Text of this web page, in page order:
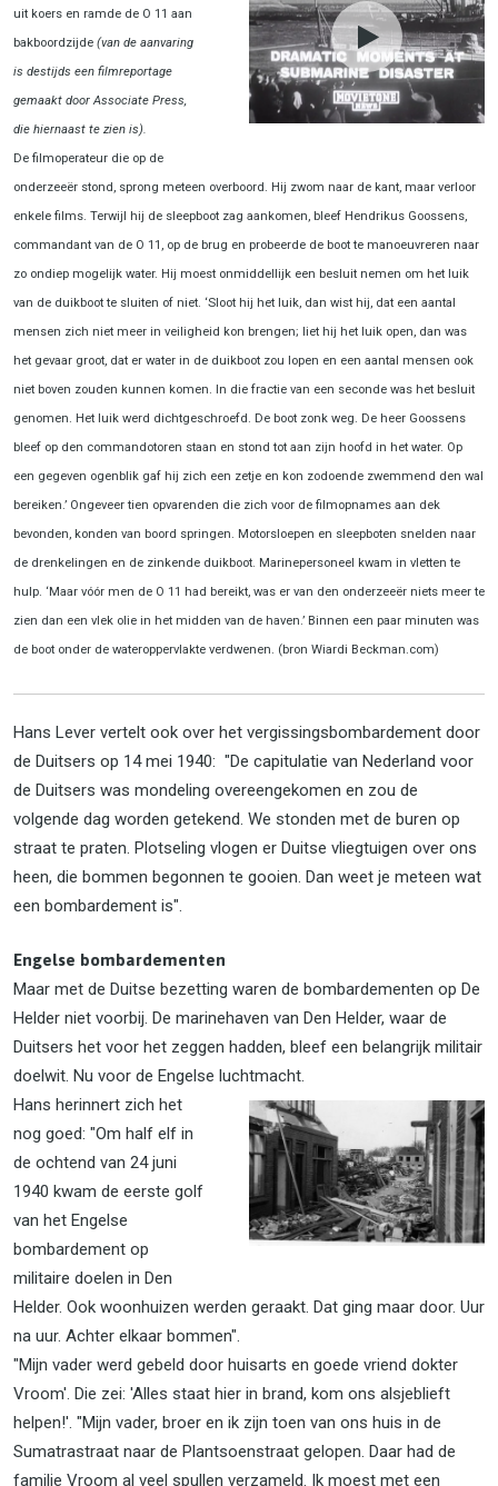
uit koers en ramde de O 11 aan
bakboordzijde (van de aanvaring
is destijds een filmreportage
gemaakt door Associate Press,
die hiernaast te zien is).
De filmoperateur die op de
onderzeeër stond, sprong meteen overboord. Hij zwom naar de kant, maar verloor
enkele films. Terwijl hij de sleepboot zag aankomen, bleef Hendrikus Goossens,
commandant van de O 11, op de brug en probeerde de boot te manoeuvreren naar
zo ondiep mogelijk water. Hij moest onmiddellijk een besluit nemen om het luik
van de duikboot te sluiten of niet. ‘Sloot hij het luik, dan wist hij, dat een aantal
mensen zich niet meer in veiligheid kon brengen; liet hij het luik open, dan was
het gevaar groot, dat er water in de duikboot zou lopen en een aantal mensen ook
niet boven zouden kunnen komen. In die fractie van een seconde was het besluit
genomen. Het luik werd dichtgeschroefd. De boot zonk weg. De heer Goossens
bleef op den commandotoren staan en stond tot aan zijn hoofd in het water. Op
een gegeven ogenblik gaf hij zich een zetje en kon zodoende zwemmend den wal
bereiken.’ Ongeveer tien opvarenden die zich voor de filmopnames aan dek
bevonden, konden van boord springen. Motorsloepen en sleepboten snelden naar
de drenkelingen en de zinkende duikboot. Marinepersoneel kwam in vletten te
hulp. ‘Maar vóór men de O 11 had bereikt, was er van den onderzeeër niets meer te
zien dan een vlek olie in het midden van de haven.’ Binnen een paar minuten was
de boot onder de wateroppervlakte verdwenen. (bron Wiardi Beckman.com)
Hans Lever vertelt ook over het vergissingsbombardement door
de Duitsers op 14 mei 1940: "De capitulatie van Nederland voor
de Duitsers was mondeling overeengekomen en zou de
volgende dag worden getekend. We stonden met de buren op
straat te praten. Plotseling vlogen er Duitse vliegtuigen over ons
heen, die bommen begonnen te gooien. Dan weet je meteen wat
een bombardement is".
Engelse bombardementen
Maar met de Duitse bezetting waren de bombardementen op De
Helder niet voorbij. De marinehaven van Den Helder, waar de
Duitsers het voor het zeggen hadden, bleef een belangrijk militair
doelwit. Nu voor de Engelse luchtmacht.
Hans herinnert zich het
nog goed: "Om half elf in
de ochtend van 24 juni
1940 kwam de eerste golf
van het Engelse
bombardement op
militaire doelen in Den
Helder. Ook woonhuizen werden geraakt. Dat ging maar door. Uur
na uur. Achter elkaar bommen".
"Mijn vader werd gebeld door huisarts en goede vriend dokter
Vroom'. Die zei: 'Alles staat hier in brand, kom ons alsjeblieft
helpen!'. "Mijn vader, broer en ik zijn toen van ons huis in de
Sumatrastraat naar de Plantsoenstraat gelopen. Daar had de
familie Vroom al veel spullen verzameld. Ik moest met een